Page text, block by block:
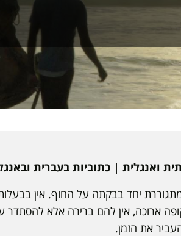
יחד בבקתה על החוף. אין
ארוכה, אין להם ברירה אלא
את הזמן.